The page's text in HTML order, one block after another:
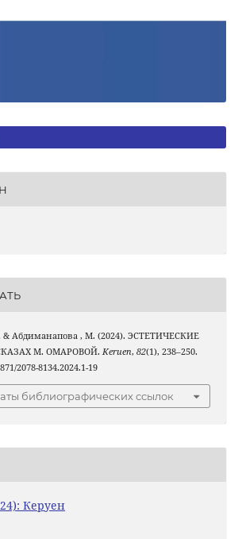
& Абдиманапова , М. (2024). ЭСТЕТИЧЕСКИЕ
М. ОМАРОВОЙ. Keruen, 82(1), 238–250.
2078-8134.2024.1-19
библиографических ссылок
Керуен